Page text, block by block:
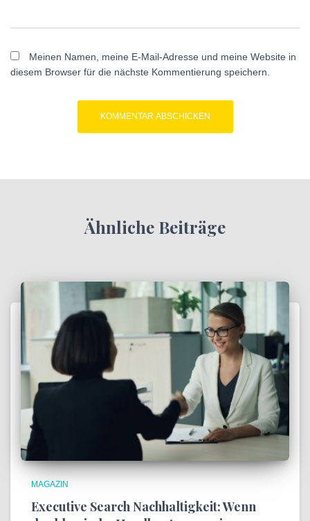
Meinen Namen, meine E-Mail-Adresse und meine Website in
diesem Browser für die nächste Kommentierung speichern.
Ähnliche Beiträge
MAGAZIN
Executive Search Nachhaltigkeit: Wenn